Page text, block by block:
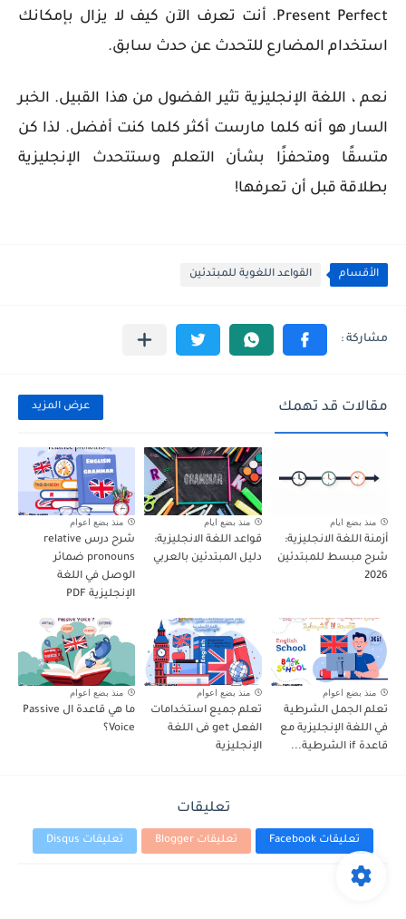
Present Perfect. أنت تعرف الآن كيف لا يزال بإمكانك
استخدام المضارع للتحدث عن حدث سابق.
نعم ، اللغة الإنجليزية تثير الفضول من هذا القبيل. الخبر
السار هو أنه كلما مارست أكثر كلما كنت أفضل. لذا كن
متسقًا ومتحفزًا بشأن التعلم وستتحدث الإنجليزية
بطلاقة قبل أن تعرفها!
الأقسام القواعد اللغوية للمبتدئين
مقالات قد تهمك عرض المزيد
منذ بضع ايام
أزمنة اللغة الانجليزية:
شرح مبسط للمبتدئين
2026
منذ بضع ايام
قواعد اللغة الانجليزية:
دليل المبتدئين بالعربي
منذ بضع اعوام
شرح درس relative
pronouns ضمائر
الوصل في اللغة
الإنجليزية PDF
منذ بضع اعوام
تعلم الجمل الشرطية
في اللغة الإنجليزية مع
قاعدة if الشرطية...
منذ بضع اعوام
تعلم جميع استخدامات
الفعل get فى اللغة
الإنجليزية
منذ بضع اعوام
ما هي قاعدة ال Passive
Voice؟
تعليقات
تعليقات Facebook تعليقات Blogger تعليقات Disqus